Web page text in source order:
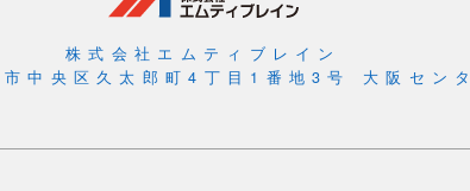
株式会社エムティブレイン
中央区久太郎町4丁目1番地3号 大阪セン